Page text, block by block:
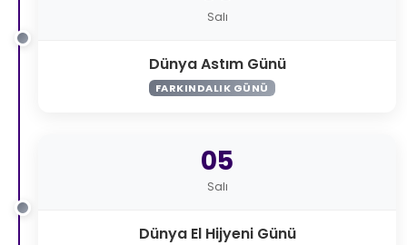
Salı
Dünya Astım Günü
FARKINDALIK GÜNÜ
05
Salı
Dünya El Hijyeni Günü